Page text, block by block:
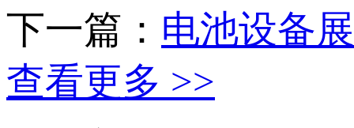
下一篇： 电池设备
查看更多 >>